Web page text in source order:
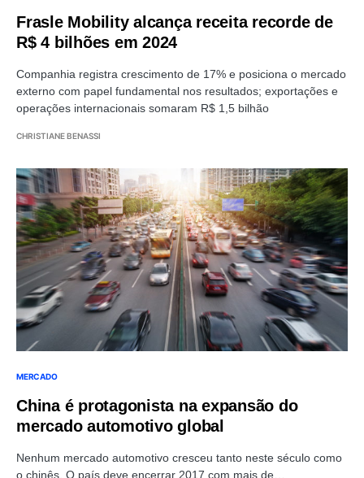
Frasle Mobility alcança receita recorde de
R$ 4 bilhões em 2024
Companhia registra crescimento de 17% e posiciona o mercado
externo com papel fundamental nos resultados; exportações e
operações internacionais somaram R$ 1,5 bilhão
CHRISTIANE BENASSI
MERCADO
China é protagonista na expansão do
mercado automotivo global
Nenhum mercado automotivo cresceu tanto neste século como
o chinês. O país deve encerrar 2017 com mais de…